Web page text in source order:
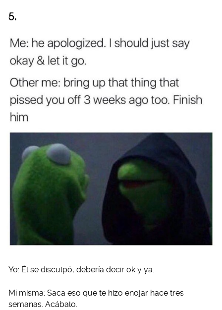
5.
Yo: Él se disculpó, debería decir ok y ya.
Mí misma: Saca eso que te hizo enojar hace tres
semanas. Acábalo.